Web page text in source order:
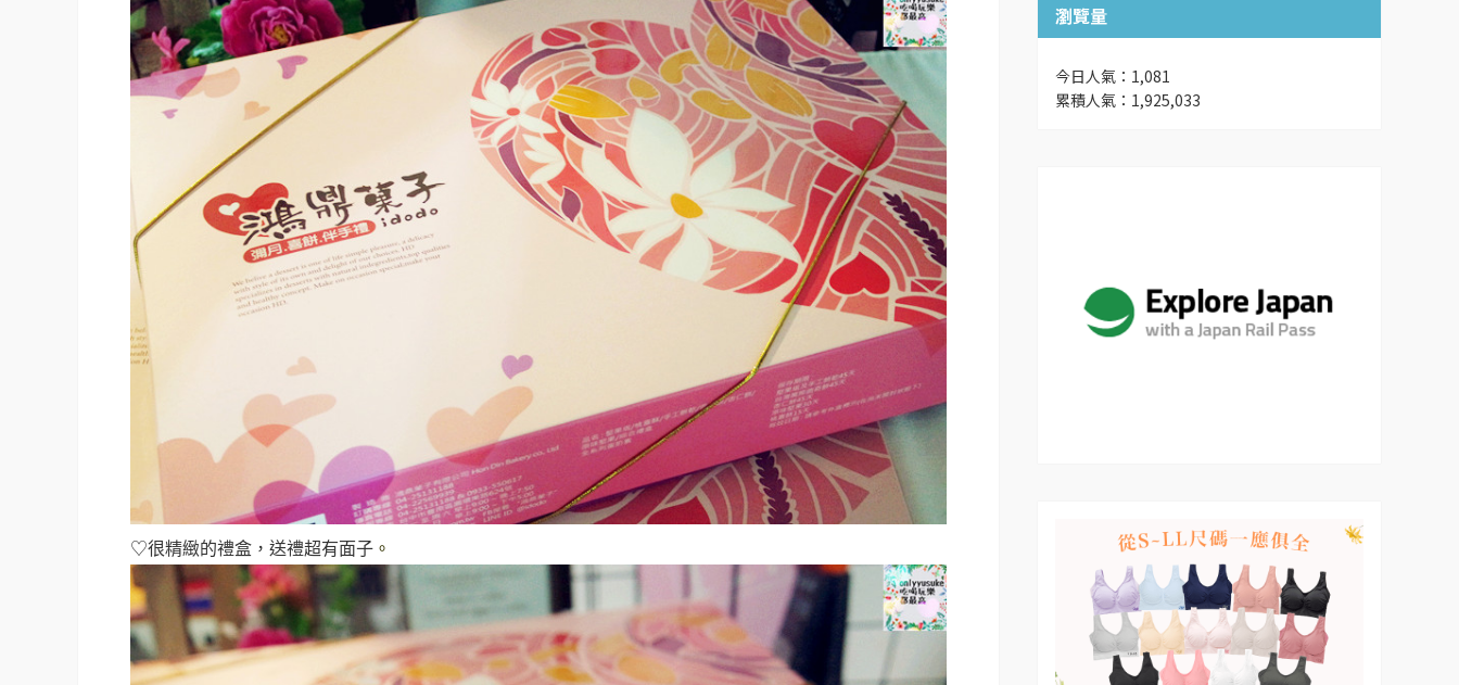
♡很精緻的禮盒，送禮超有面子 。
瀏覽量
今日人氣：1,081
累積人氣：1,925,033